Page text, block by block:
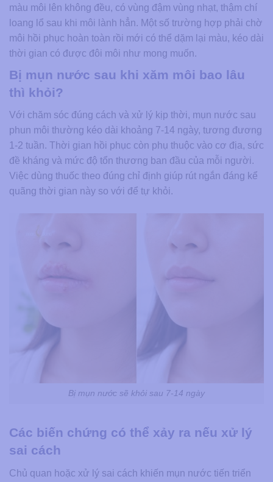
màu môi lên không đều, có vùng đậm vùng nhạt, thậm chí
loang lổ sau khi môi lành hẳn. Một số trường hợp phải chờ
môi hồi phục hoàn toàn rồi mới có thể dặm lại màu, kéo dài
thời gian có được đôi môi như mong muốn.
Bị mụn nước sau khi xăm môi bao lâu
thì khỏi?
Với chăm sóc đúng cách và xử lý kịp thời, mụn nước sau
phun môi thường kéo dài khoảng 7-14 ngày, tương đương
1-2 tuần. Thời gian hồi phục còn phụ thuộc vào cơ địa, sức
đề kháng và mức độ tổn thương ban đầu của mỗi người.
Việc dùng thuốc theo đúng chỉ định giúp rút ngắn đáng kể
quãng thời gian này so với để tự khỏi.
Bị mụn nước sẽ khỏi sau 7-14 ngày
Các biến chứng có thể xảy ra nếu xử lý
sai cách
Chủ quan hoặc xử lý sai cách khiến mụn nước tiến triển